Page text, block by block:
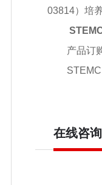
03814）培
产品订
在线咨询